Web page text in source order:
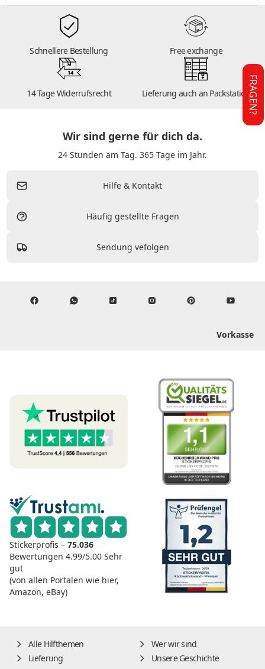
Schnellere Bestellung Free exchange
14
14 Tage Widerrufsrecht Lieferung auch an Packstation
Wir sind gerne für dich da.
24 Stunden am Tag. 365 Tage im Jahr.
Hilfe & Kontakt
Häufig gestellte Fragen
Sendung vefolgen
Vorkasse
Stickerprofis – 75.036
Bewertungen 4.99/5.00 Sehr
gut
(von allen Portalen wie hier,
Amazon, eBay)
Alle Hilfthemen
Wer wir sind
Lieferung
Unsere Geschichte
FRAGEN?